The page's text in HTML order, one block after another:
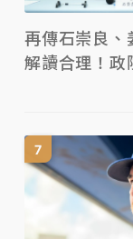
再傳石崇良
解讀合理！政